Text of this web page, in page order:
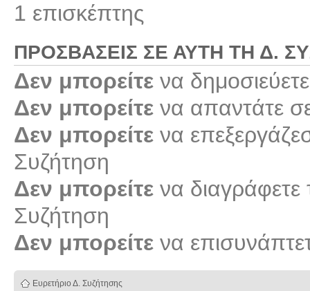
1 επισκέπτης
ΠΡΟΣΒΆΣΕΙΣ ΣΕ ΑΥΤΉ ΤΗ Δ.
Δεν μπορείτε να
Δεν μπορείτε να απαντάτε
Δεν μπορείτε να
Συζήτηση
Δεν μπορείτε να διαγράφετε
Συζήτηση
Δεν μπορείτε να
Ευρετήριο Δ. Συζήτησης